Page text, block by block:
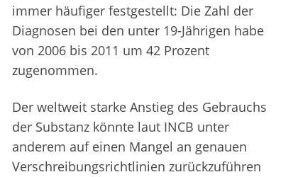
immer häufiger festgestellt: Die Zahl der
Diagnosen bei den unter 19-Jährigen habe
von 2006 bis 2011 um 42 Prozent
zugenommen.
Der weltweit starke Anstieg des Gebrauchs
der Substanz könnte laut INCB unter
anderem auf einen Mangel an genauen
Verschreibungsrichtlinien zurückzuführen